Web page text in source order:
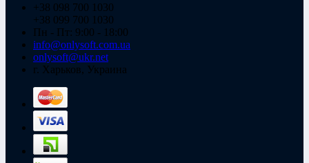
+38 098 700 1030
+38 099 700 1030
Пн - Пт: 9:00 - 18:00
info@onlysoft.com.ua
onlysoft@ukr.net
г. Харьков, Украина